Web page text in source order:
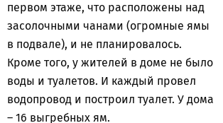
первом этаже, что расположены над
засолочными чанами (огромные ямы
в подвале), и не планировалось.
Кроме того, у жителей в доме не было
воды и туалетов. И каждый провел
водопровод и построил туалет. У дома
– 16 выгребных ям.